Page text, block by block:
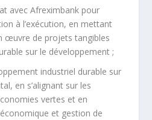
avec Afreximbank pour
à l’exécution, en mettant
œuvre de projets tangibles
sur le développement ;
industriel durable sur
en s’alignant sur les
vertes et en
et gestion de